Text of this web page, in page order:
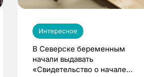
Интересное
В Северске беременным
начали выдавать
«Свидетельство о начале